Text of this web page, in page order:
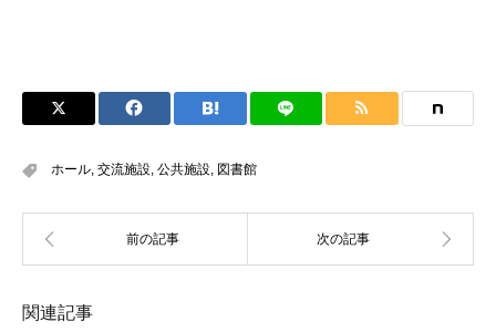
ホール 交流施設 公共施設 図書館
関連記事